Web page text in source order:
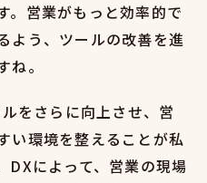
。営業がもっと効率的で
よう、ツールの改善を進
ね。
をさらに向上させ、営
い環境を整えることが私
DXによって、営業の現場